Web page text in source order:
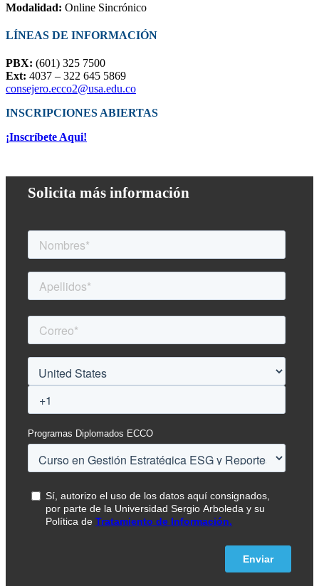
Modalidad: Online Sincrónico
LÍNEAS DE INFORMACIÓN
PBX: (601) 325 7500
Ext: 4037 – 322 645 5869
consejero.ecco2@usa.edu.co
INSCRIPCIONES ABIERTAS
¡Inscríbete Aqui!
Solicita más información